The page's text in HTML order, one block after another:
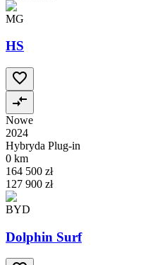
MG
HS
Nowe
2024
Hybryda Plug-in
0 km
164 500 zł
127 900 zł
BYD
Dolphin Surf